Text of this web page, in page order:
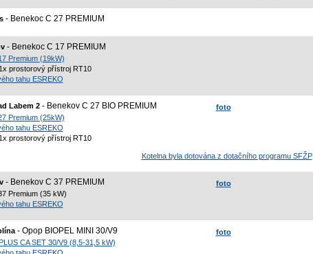
- Benekoc C 27 PREMIUM
- Benekoc C 17 PREMIUM
Premium (19kW)
prostorový přístroj RT10
tahu ESREKO
Labem 2 - Benekov C 27 BIO PREMIUM
foto
Premium (25kW)
tahu ESREKO
prostorový přístroj RT10
Kotelna byla dotována z dotačního programu SFŽP
- Benekov C 37 PREMIUM
foto
Premium (35 kW)
tahu ESREKO
- Opop BIOPEL MINI 30/V9
foto
CA SET 30/V9 (8,5-31,5 kW)